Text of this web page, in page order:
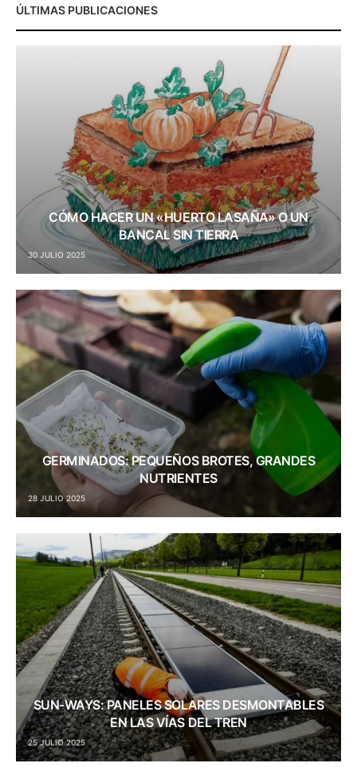
ÚLTIMAS PUBLICACIONES
CÓMO HACER UN «HUERTO LASAÑA» O UN
BANCAL SIN TIERRA
30 JULIO 2025
GERMINADOS: PEQUEÑOS BROTES, GRANDES
NUTRIENTES
28 JULIO 2025
SUN-WAYS: PANELES SOLARES DESMONTABLES
EN LAS VÍAS DEL TREN
25 JULIO 2025